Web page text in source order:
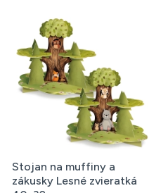
Stojan na muffiny a
zákusky Lesné zvieratká